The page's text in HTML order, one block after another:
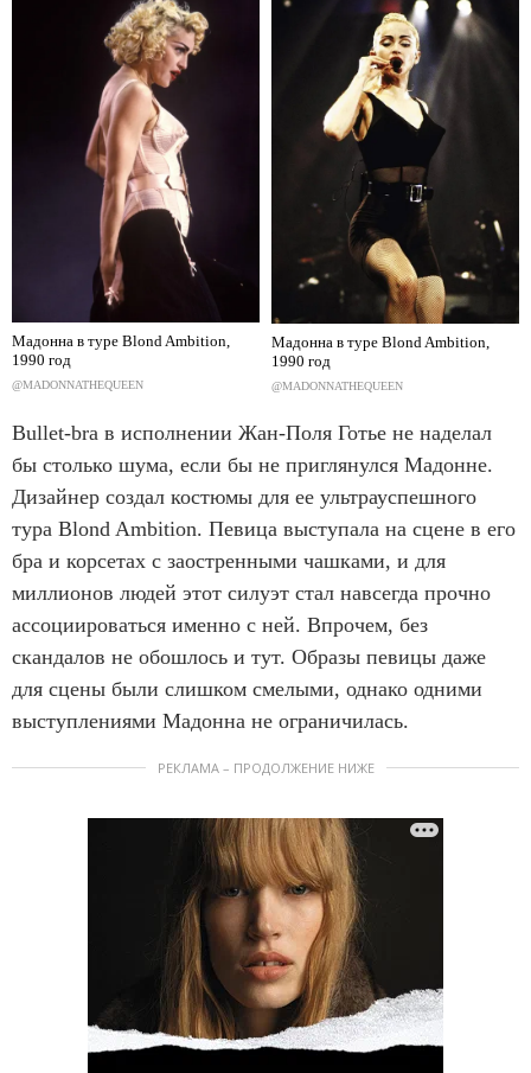
Мадонна в туре Blond Ambition,
1990 год
@MADONNATHEQUEEN
Мадонна в туре Blond Ambition,
1990 год
@MADONNATHEQUEEN
Bullet-bra в исполнении Жан-Поля Готье не наделал
бы столько шума, если бы не приглянулся Мадонне.
Дизайнер создал костюмы для ее ультрауспешного
тура Blond Ambition. Певица выступала на сцене в его
бра и корсетах с заостренными чашками, и для
миллионов людей этот силуэт стал навсегда прочно
ассоциироваться именно с ней. Впрочем, без
скандалов не обошлось и тут. Образы певицы даже
для сцены были слишком смелыми, однако одними
выступлениями Мадонна не ограничилась.
РЕКЛАМА – ПРОДОЛЖЕНИЕ НИЖЕ